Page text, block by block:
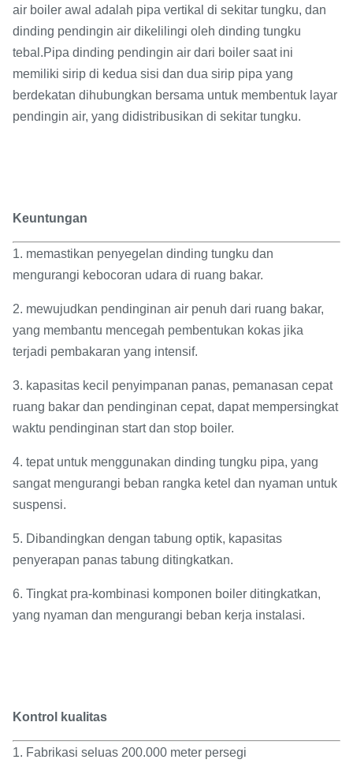
air boiler awal adalah pipa vertikal di sekitar tungku, dan
dinding pendingin air dikelilingi oleh dinding tungku
tebal.Pipa dinding pendingin air dari boiler saat ini
memiliki sirip di kedua sisi dan dua sirip pipa yang
berdekatan dihubungkan bersama untuk membentuk layar
pendingin air, yang didistribusikan di sekitar tungku.
Keuntungan
1. memastikan penyegelan dinding tungku dan
mengurangi kebocoran udara di ruang bakar.
2. mewujudkan pendinginan air penuh dari ruang bakar,
yang membantu mencegah pembentukan kokas jika
terjadi pembakaran yang intensif.
3. kapasitas kecil penyimpanan panas, pemanasan cepat
ruang bakar dan pendinginan cepat, dapat mempersingkat
waktu pendinginan start dan stop boiler.
4. tepat untuk menggunakan dinding tungku pipa, yang
sangat mengurangi beban rangka ketel dan nyaman untuk
suspensi.
5. Dibandingkan dengan tabung optik, kapasitas
penyerapan panas tabung ditingkatkan.
6. Tingkat pra-kombinasi komponen boiler ditingkatkan,
yang nyaman dan mengurangi beban kerja instalasi.
Kontrol kualitas
1. Fabrikasi seluas 200.000 meter persegi